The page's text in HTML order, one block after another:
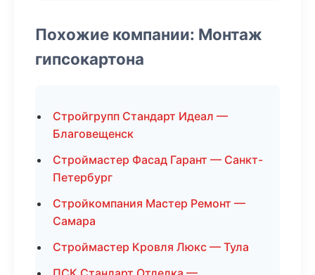
Похожие компании: Монтаж
гипсокартона
Стройгрупп Стандарт Идеал —
Благовещенск
Строймастер Фасад Гарант — Санкт-
Петербург
Стройкомпания Мастер Ремонт —
Самара
Строймастер Кровля Люкс — Тула